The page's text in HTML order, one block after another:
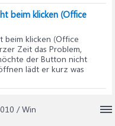
beim klicken (Office
beim klicken (Office
Zeit das Problem,
der Button nicht
lädt er kurz was
/ Win